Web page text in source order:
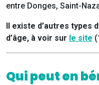
entre Donges, Saint-
Il existe d’autres types
d’âge, à voir sur le site
Qui peut en